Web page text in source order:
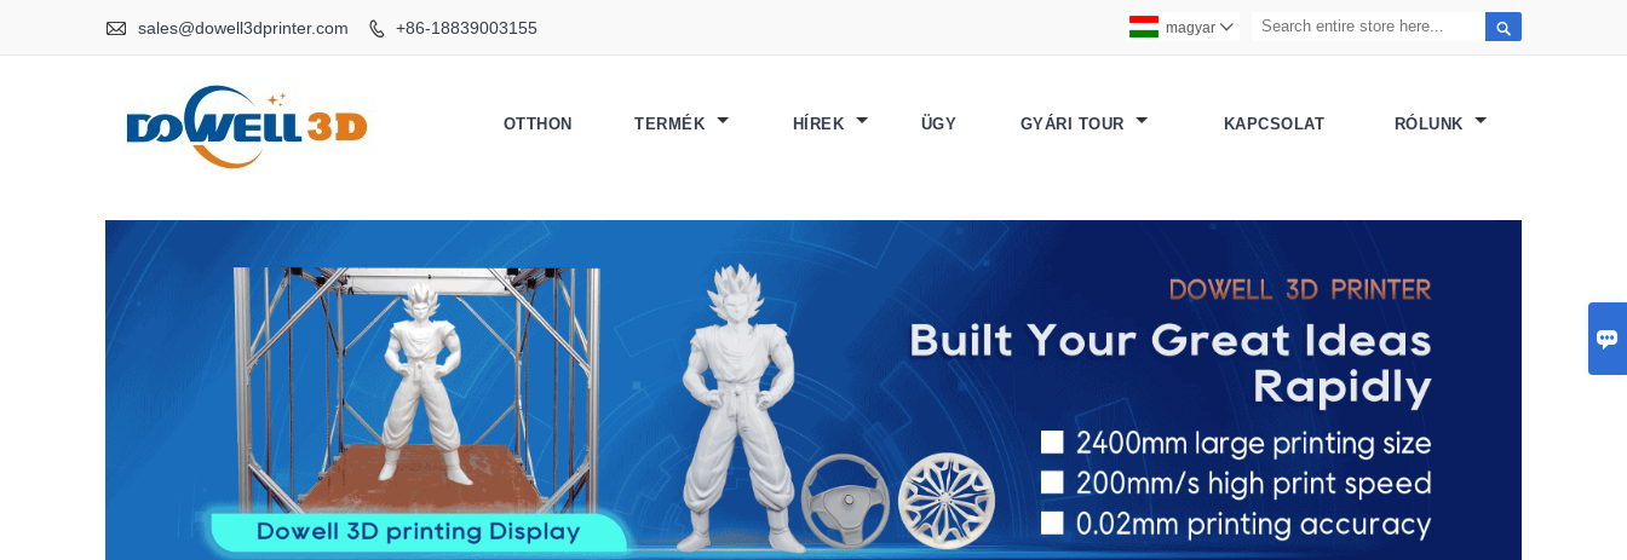

 sales@dowell3dprinter.com  +86-18839003155 
magyar 
OTTHON TERMÉK HÍREK ÜGY GYÁRI TOUR KAPCSOLAT RÓLUNK